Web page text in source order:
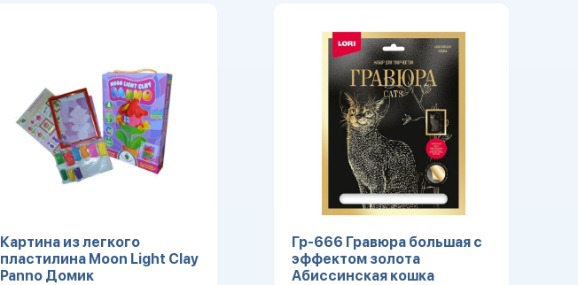
Картина из легкого
пластилина Moon Light Сlay
Panno Домик
Гр-666 Гравюра большая с
эффектом золота
Абиссинская кошка